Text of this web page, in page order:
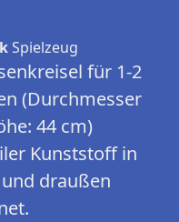
Spielzeug
für 1-2
(Durchmesser
44 cm)
Kunststoff in
draußen